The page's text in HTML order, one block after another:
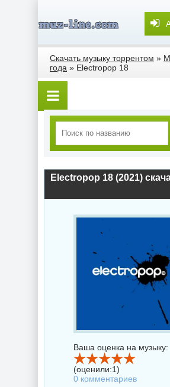
Скачать музыку торрентом »
года » Electropop 18
Ваша оценка на музыку:
(оценили:1)
0 комментариев